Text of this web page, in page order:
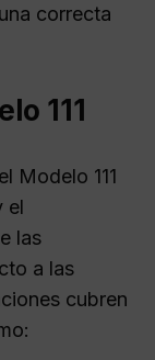
correcta
111
Modelo 111
el
las
a las
cubren